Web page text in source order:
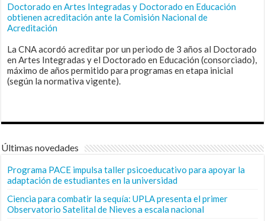
Doctorado en Artes Integradas y Doctorado en Educación
obtienen acreditación ante la Comisión Nacional de
Acreditación
La CNA acordó acreditar por un periodo de 3 años al Doctorado
en Artes Integradas y el Doctorado en Educación (consorciado),
máximo de años permitido para programas en etapa inicial
(según la normativa vigente).
Últimas novedades
Programa PACE impulsa taller psicoeducativo para apoyar la
adaptación de estudiantes en la universidad
Ciencia para combatir la sequía: UPLA presenta el primer
Observatorio Satelital de Nieves a escala nacional